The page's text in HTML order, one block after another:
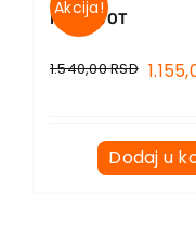
Akcija!
MOJ ŽIVOT
1.540,00RSD
Dodaj u